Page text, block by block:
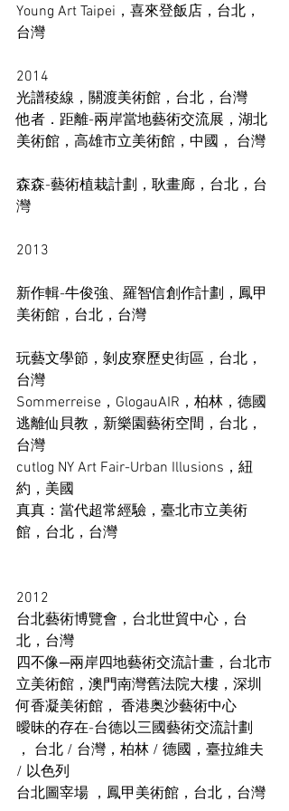
Young Art Taipei，喜來登飯店，台北，
台灣
2014
光譜稜線，關渡美術館，台北，台灣
他者．距離-兩岸當地藝術交流展，湖北
美術館，高雄市立美術館，中國， 台灣
森森-藝術植栽計劃，耿畫廊，台北，台
灣
2013
新作輯-牛俊強、羅智信創作計劃，鳳甲
美術館，台北，台灣
玩藝文學節，剝皮寮歷史街區，台北，
台灣
Sommerreise，GlogauAIR，柏林，德國
逃離仙貝教，新樂園藝術空間，台北，
台灣
cutlog NY Art Fair-Urban Illusions，紐
約，美國
真真：當代超常經驗，臺北市立美術
館，台北，台灣
2012
台北藝術博覽會，台北世貿中心，台
北，台灣
四不像─兩岸四地藝術交流計畫，台北市
立美術館，澳門南灣舊法院大樓，深圳
何香凝美術館， 香港奥沙藝術中心
曖昧的存在-台德以三國藝術交流計劃
， 台北 / 台灣，柏林 / 德國，臺拉維夫
/ 以色列
台北圖宰場 ，鳳甲美術館，台北，台灣